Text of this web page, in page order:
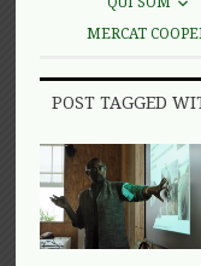
MERCAT
POST TAGGED